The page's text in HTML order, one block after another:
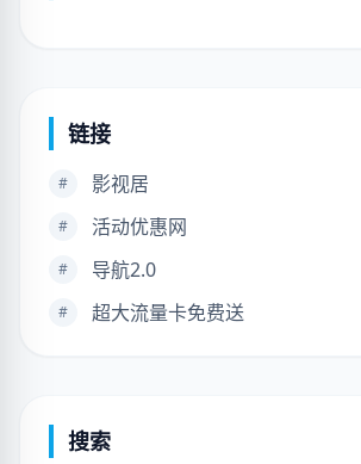
链接
# 影视居
# 活动优惠网
# 导航2.0
# 超大流量卡免费送
搜索